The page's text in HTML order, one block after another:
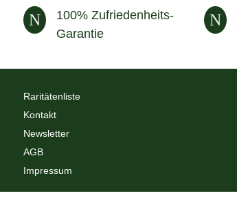
N
100% Zufriedenheits-
Garantie
N
Raritätenliste
Kontakt
Newsletter
AGB
Impressum